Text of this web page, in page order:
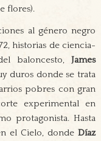
flores).
al género negro
historias de ciencia-
baloncesto,James
duros donde se trata
pobres con gran
experimental en
protagonista. Hasta
el Cielo, dondeDíaz